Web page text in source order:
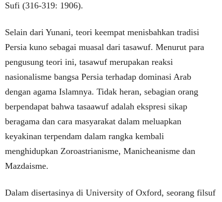
Sufi (316-319: 1906).
Selain dari Yunani, teori keempat menisbahkan tradisi
Persia kuno sebagai muasal dari tasawuf. Menurut para
pengusung teori ini, tasawuf merupakan reaksi
nasionalisme bangsa Persia terhadap dominasi Arab
dengan agama Islamnya. Tidak heran, sebagian orang
berpendapat bahwa tasaawuf adalah ekspresi sikap
beragama dan cara masyarakat dalam meluapkan
keyakinan terpendam dalam rangka kembali
menghidupkan Zoroastrianisme, Manicheanisme dan
Mazdaisme.
Dalam disertasinya di University of Oxford, seorang filsuf